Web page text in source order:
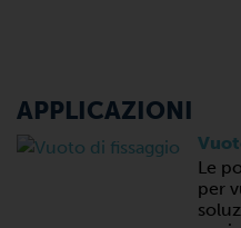
APPLICAZIONI
Le
per